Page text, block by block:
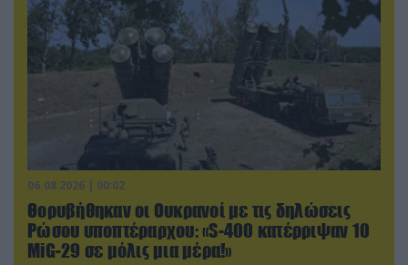
06.08.2026 | 00:02
Θορυβήθηκαν οι Ουκρανοί με τις δηλώσεις
Ρώσου υποπτέραρχου: «S-400 κατέρριψαν 10
MiG-29 σε μόλις μια μέρα!»